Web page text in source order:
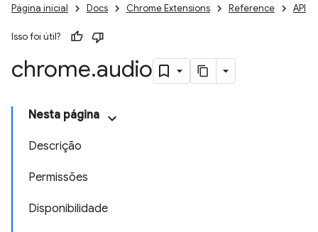
Página inicial Docs Chrome Extensions Reference API
Isso foi útil?
chrome.audio
Nesta página
Descrição
Permissões
Disponibilidade